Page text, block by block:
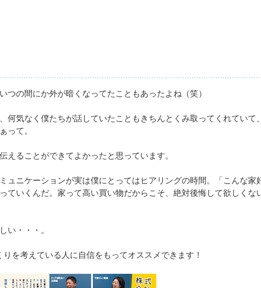
の間にか外が暗くなってたこともあったよね（笑）
気なく僕たちが話していたこともきちんとくみ取ってくれていて
って。
ることができてよかったと思っています。
ニケーションが実は僕にとってはヒアリングの時間。「こんな家
いくんだ。家って高い買い物だからこそ、絶対後悔して欲しくな
い・・・。
を考えている人に自信をもってオススメできます！